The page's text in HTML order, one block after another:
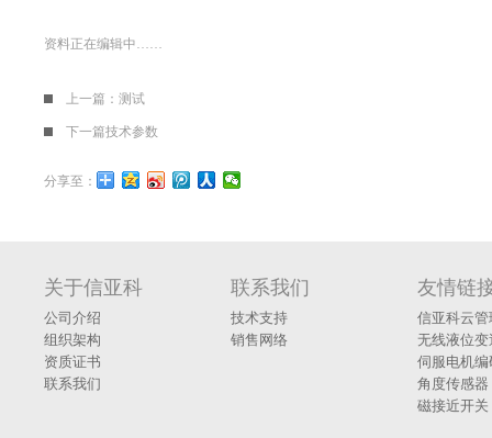
资料正在编辑中……
上一篇： 测试
下一篇技术参数
分享至：
关于信亚科
公司介绍
组织架构
资质证书
联系我们
联系我们
技术支持
销售网络
友情链
信亚科云管
无线液位变
伺服电机编
角度传感器
磁接近开关